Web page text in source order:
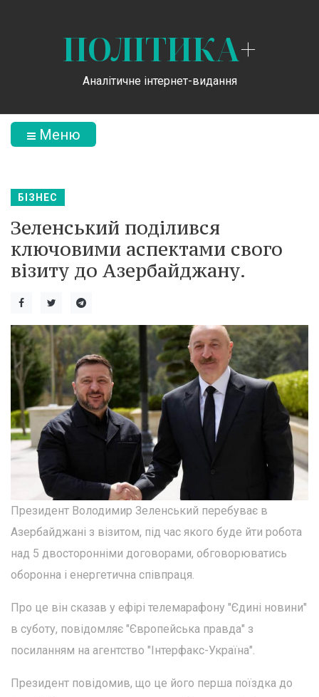
ПОЛІТИКА+
Аналітичне інтернет-видання
Меню
БІЗНЕС
Зеленський поділився
ключовими аспектами свого
візиту до Азербайджану.
Президент Володимир Зеленський перебуває в
Азербайджані з візитом, під час якого буде йти робота
над 5 двосторонніми договорами, обговорюватись
оборонна і енергетична співпраця.
Про це він сказав у ефірі телемарафону "Єдині новини"
в суботу, повідомляє "Європейська правда" з
посиланням на агентство "Інтерфакс-Україна".
Президент повідомив, що це його перша поїздка до